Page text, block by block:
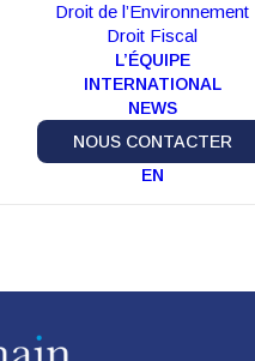
Droit de l’Environnement
Droit Fiscal
L’ÉQUIPE
INTERNATIONAL
NEWS
NOUS CONTACTER
EN